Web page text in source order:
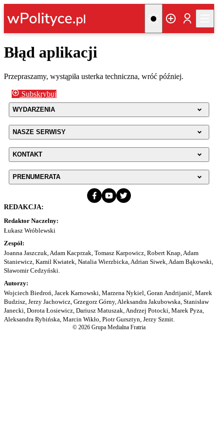
Błąd aplikacji
Przepraszamy, wystąpiła usterka techniczna, wróć później.
Subskrybuj
WYDARZENIA
NASZE SERWISY
KONTAKT
PRENUMERATA
REDAKCJA:
Redaktor Naczelny:
Łukasz Wróblewski
Zespół:
Joanna Jaszczuk, Adam Kacprzak, Tomasz Karpowicz, Robert Knap, Adam
Staniewicz, Kamil Kwiatek, Natalia Wierzbicka, Adrian Siwek, Adam Bąkowski,
Sławomir Cedzyński.
Autorzy:
Wojciech Biedroń, Jacek Karnowski, Marzena Nykiel, Goran Andrijanić, Marek
Budzisz, Jerzy Jachowicz, Grzegorz Górny, Aleksandra Jakubowska, Stanisław
Janecki, Dorota Łosiewicz, Dariusz Matuszak, Andrzej Potocki, Marek Pyza,
Aleksandra Rybińska, Marcin Wikło, Piotr Gursztyn, Jerzy Szmit.
© 2026 Grupa Medialna Fratria